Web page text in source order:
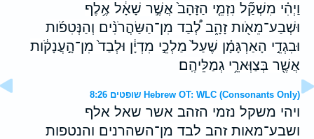
וַיְהִ֗י מִשְׁקַ֞ל נִזְמֵ֤י הַזָּהָב֙ אֲשֶׁ֣ר שָׁאָ֔ל אֶ֥לֶף
וּשְׁבַע־מֵאֹ֖ות זָהָ֑ב לְ֠בַד מִן־הַשַּׂהֲרֹנִ֨ים וְהַנְּטִפֹ֜ות
וּבִגְדֵ֣י הָאַרְגָּמָ֗ן שֶׁעַל֙ מַלְכֵ֣י מִדְיָ֔ן וּלְבַד֙ מִן־הָ֣עֲנָקֹ֔ות
אֲשֶׁ֖ר בְּצַוְּארֵ֥י גְמַלֵּיהֶֽם׃
שופטים 8:26 Hebrew OT: WLC (Consonants Only)
ויהי משקל נזמי הזהב אשר שאל אלף
ושבע־מאות זהב לבד מן־השהרנים והנטפות